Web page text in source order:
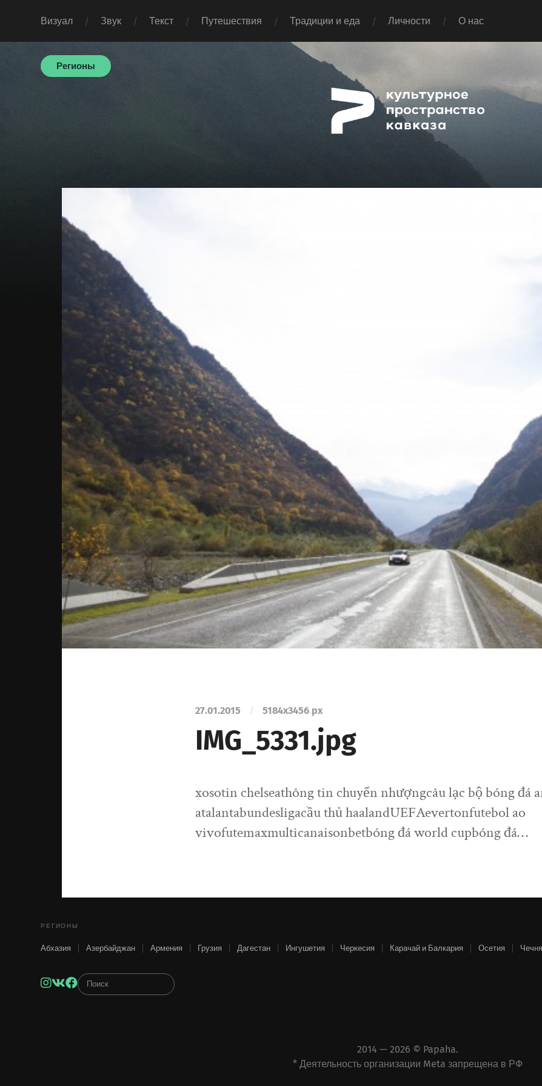
Визуал Звук Текст Путешествия
Регионы
Традиции и еда Личности О нас
27.01.2015 / 5184x3456 px
IMG_5331.jpg
xosotin chelseathông tin chuyển nhượngcâu lạc bộ bóng đá
atalantabundesligacầu thủ haalandUEFAevertonfutebol ao
vivofutemaxmulticanaisonbetbóng đá world cupbóng đá…
РЕГИОНЫ
Абхазия Азербайджан Армения Грузия Дагестан Ингушетия Черкесия Карачай и Балкария Осетия Чечня
Instagram
VKFacebook
2014 — 2026 © Papaha.
* Деятельность организации Meta запрещена в РФ